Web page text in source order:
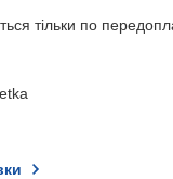
тільки по